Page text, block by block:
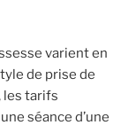
varient en
de prise de
les tarifs
séance d’une